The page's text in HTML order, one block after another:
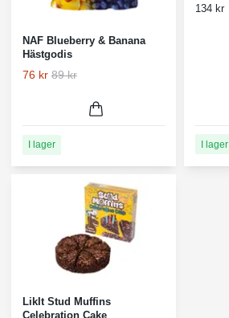
NAF Blueberry & Banana
Hästgodis
76 kr 89 kr
I lager
134 kr
I lager
LikIt Stud Muffins
Celebration Cake